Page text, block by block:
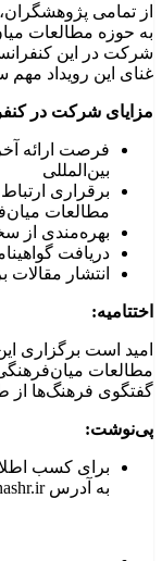
از تمامی
به حوزه مطالعات
شرکت در این
غنای این رویداد مهم
مزایای شرکت در
فرصت ارائه
بین‌المللی
برقراری
مطالعات
بهره‌مندی از
دریافت
انتشار
اختتامیه:
امید است برگزاری
مطالعات
گفتگوی فرهنگ‌ها از
پی‌نوشت:
برای کسب
به آدرس www.icsam.confnashr.ir مراجعه فرمایید.